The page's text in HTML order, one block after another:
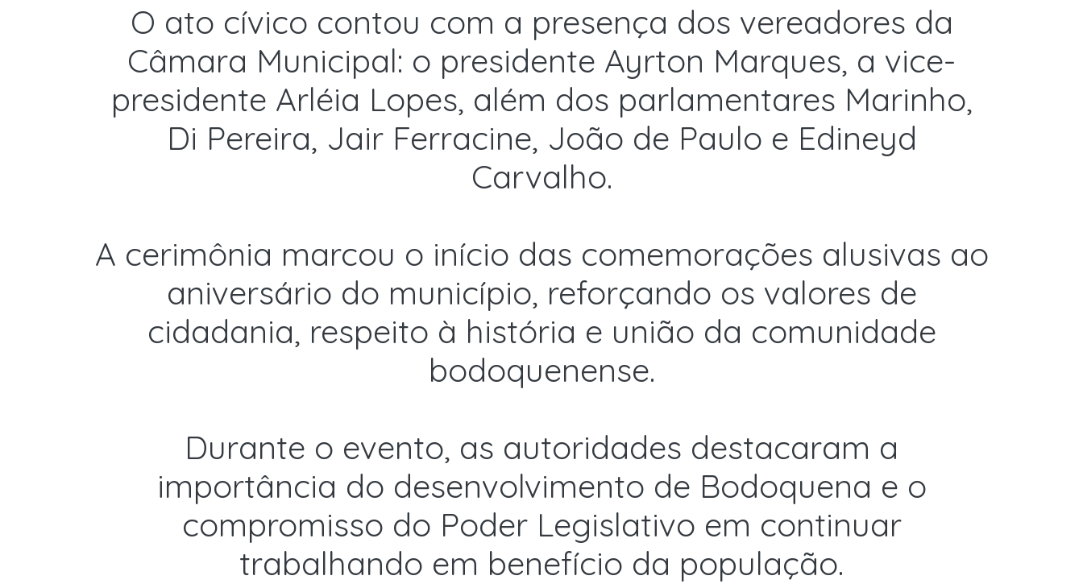
O ato cívico contou com a presença dos vereadores da
Câmara Municipal: o presidente Ayrton Marques, a vice-
presidente Arléia Lopes, além dos parlamentares Marinho,
Di Pereira, Jair Ferracine, João de Paulo e Edineyd
Carvalho.
A cerimônia marcou o início das comemorações alusivas ao
aniversário do município, reforçando os valores de
cidadania, respeito à história e união da comunidade
bodoquenense.
Durante o evento, as autoridades destacaram a
importância do desenvolvimento de Bodoquena e o
compromisso do Poder Legislativo em continuar
trabalhando em benefício da população.